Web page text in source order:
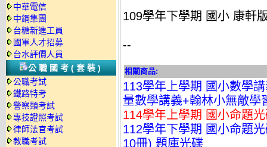
中華電信
中鋼集團
台糖新進工員
國軍人才招募
台水評價人員
公職國考(套裝)
公職考試
鐵路特考
警察類考試
專技證照考試
律師法官考試
教職考試
109學年下學期 國小 康軒
--
相關商品:
113學年上學期 國小數學
量數學講義+翰林小無敵學
114學年上學期 國小命題
112學年下學期 國小命題
10冊) 題庫光碟